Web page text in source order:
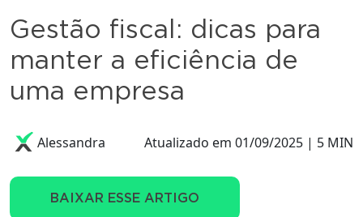
Gestão fiscal: dicas para
manter a eficiência de
uma empresa
Alessandra Atualizado em 01/09/2025 | 5 MIN
BAIXAR ESSE ARTIGO